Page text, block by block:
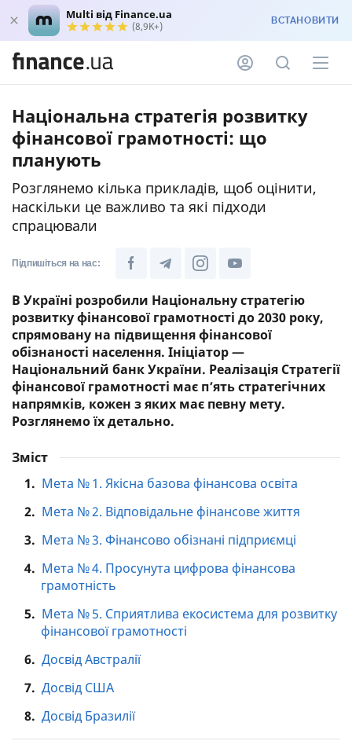
Multi від Finance.ua
(8,9K+) ВСТАНОВИТИ
Національна стратегія розвитку
фінансової грамотності: що
планують
Розглянемо кілька прикладів, щоб оцінити,
наскільки це важливо та які підходи
спрацювали
Підпишіться на нас:
В Україні розробили Національну стратегію
розвитку фінансової грамотності до 2030 року,
спрямовану на підвищення фінансової
обізнаності населення. Ініціатор —
Національний банк України. Реалізація Стратегії
фінансової грамотності має п’ять стратегічних
напрямків, кожен з яких має певну мету.
Розглянемо їх детально.
Зміст
1. Мета № 1. Якісна базова фінансова освіта
2. Мета № 2. Відповідальне фінансове життя
3. Мета № 3. Фінансово обізнані підприємці
4. Мета № 4. Просунута цифрова фінансова
грамотність
5. Мета № 5. Сприятлива екосистема для розвитку
фінансової грамотності
6. Досвід Австралії
7. Досвід США
8. Досвід Бразилії